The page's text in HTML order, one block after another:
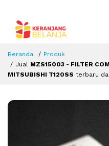
Beranda
Produk
Jual MZS15003 - FILTER
MITSUBISHI T120SS terbaru